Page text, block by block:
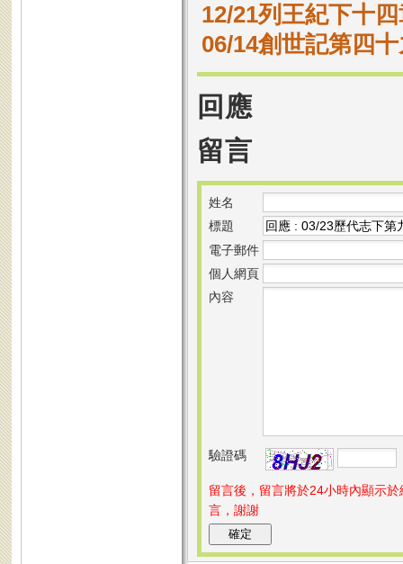
12/21列王紀下十
06/14創世記第四
回應
留言
姓名
標題
電子郵件
個人網頁
內容
驗證碼
留言後，留言將於24小時內顯示
言，謝謝